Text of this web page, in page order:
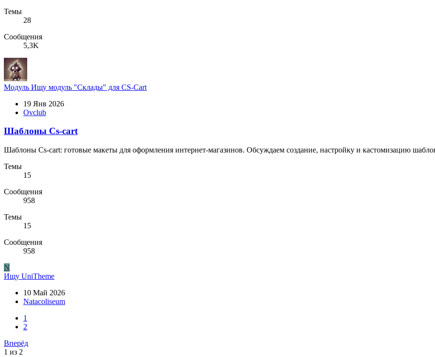
Темы
28
Сообщения
5,3K
Модуль Ищу модуль "Склады" для CS-Cart
19 Янв 2026
Ovclub
Шаблоны Cs-cart
Шаблоны Cs-cart: готовые макеты для оформления интернет-магазинов. Обсуждаем создание, настройку и кастомизацию
Темы
15
Сообщения
958
Темы
15
Сообщения
958
N
Ищу UniTheme
10 Май 2026
Natacoliseum
1
2
Вперёд
1 из 2